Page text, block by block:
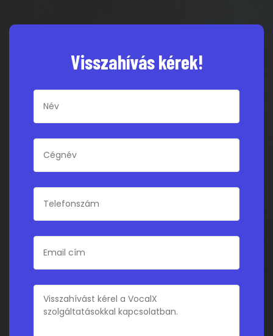
Visszahívás kérek!